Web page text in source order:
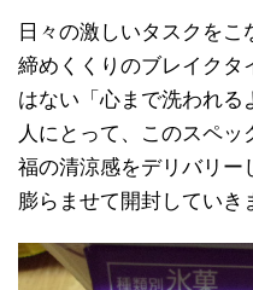
日々の激しいタスクを
締めくくりのブレイクタ
はない「心まで洗われる
人にとって、このスペ
福の清涼感をデリバリー
膨らませて開封していき